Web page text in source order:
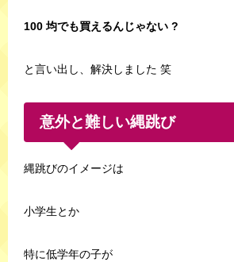
100 均でも買えるんじゃない ?
と言い出し、解決しました 笑
意外と難しい縄跳び
縄跳びのイメージは
小学生とか
特に低学年の子が